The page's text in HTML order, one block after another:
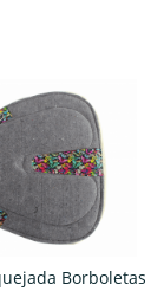
Borboletas